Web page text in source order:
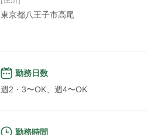
東京都八王子市高尾
勤務日数
週2・3〜OK、週4〜OK
勤務時間